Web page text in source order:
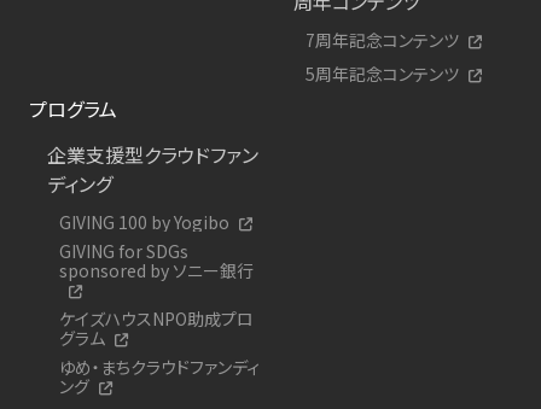
7周年記念コンテンツ
5周年記念コンテンツ
プログラム
企業支援型クラウドファン
ディング
GIVING 100 by Yogibo
GIVING for SDGs
sponsored by ソニー銀行
ケイズハウスNPO助成プロ
グラム
ゆめ・まちクラウドファンディ
ング